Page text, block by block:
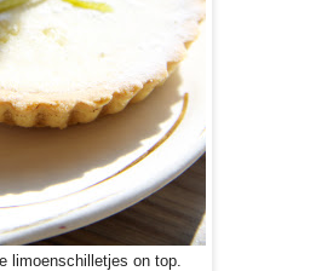
limoenschilletjes on top.